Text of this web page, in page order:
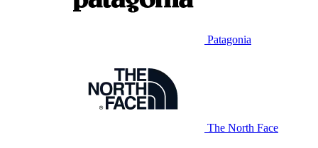
Patagonia
The North Face